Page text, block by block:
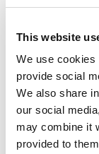
This website
We use cookies
provide social
We also share
our social
may combine it
provided to
基礎化学品（
エコニコール®
ポリウレタン原料
基礎化学品（
タケネート®